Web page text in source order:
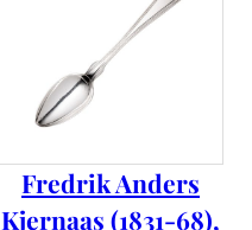
Fredrik Anders
Kjernaas (1831-68),